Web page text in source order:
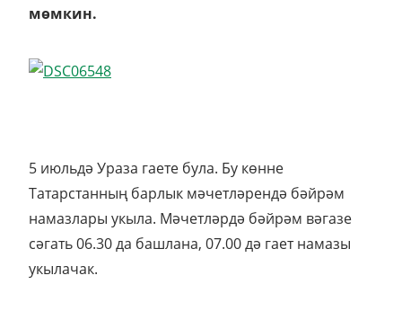
мөмкин.
5 июльдә Ураза гаете була. Бу көнне
Татарстанның барлык мәчетләрендә бәйрәм
намазлары укыла. Мәчетләрдә бәйрәм вәгазе
сәгать 06.30 да башлана, 07.00 дә гает намазы
укылачак.